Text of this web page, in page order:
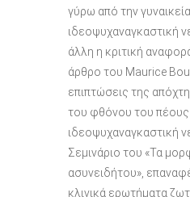
γύρω από την γυναικεία
ιδεοψυχαναγκαστική
άλλη η κριτική
άρθρο του Maurice
επιπτώσεις της
του φθόνου του πέους
ιδεοψυχαναγκαστική
Σεμινάριο του «Τα
ασυνειδήτου»,
κλινικά ερωτήματα